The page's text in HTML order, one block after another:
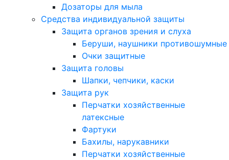
Дозаторы для мыла
Средства индивидуальной защиты
Защита органов зрения и слуха
Беруши, наушники противошумные
Очки защитные
Защита головы
Шапки, чепчики, каски
Защита рук
Перчатки хозяйственные
латексные
Фартуки
Бахилы, нарукавники
Перчатки хозяйственные